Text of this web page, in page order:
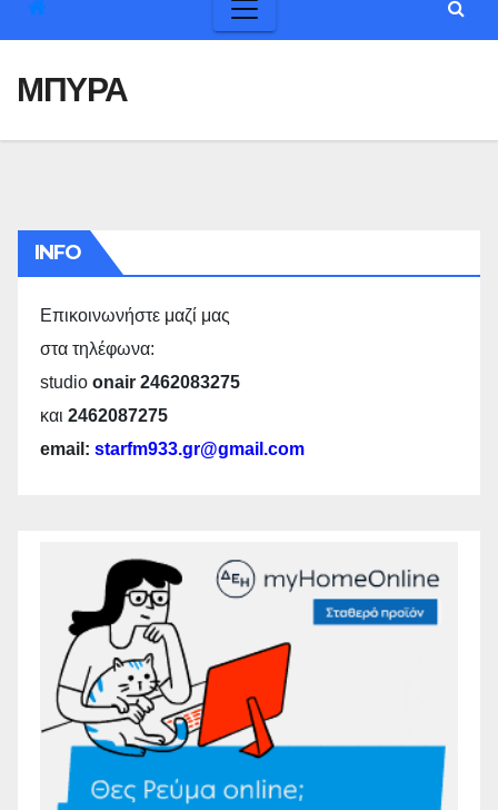
ΜΠΥΡΑ
INFO
Επικοινωνήστε μαζί μας
στα τηλέφωνα:
studio onair 2462083275
και 2462087275
email: starfm933.gr@gmail.com